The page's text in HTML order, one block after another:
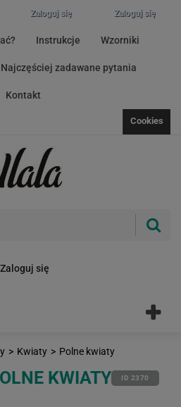
Zaloguj się
Zaloguj się
Instrukcje Wzorniki
Najczęściej zadawane pytania
Kontakt
Cookies
Zaloguj się
> Kwiaty > Polne kwiaty
KWIATY ID 2370